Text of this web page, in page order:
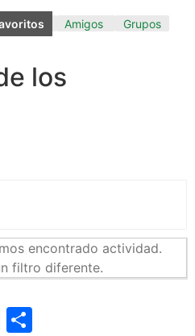
Amigos Grupos
los
encontrado actividad.
filtro diferente.
Email